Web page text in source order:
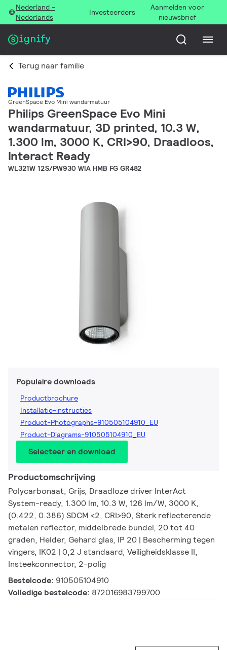
Nederland -
Nederlands
Investeerders
Aanmelden voor
nieuwsbrief
Terug naar familie
GreenSpace Evo Mini wandarmatuur
Philips GreenSpace Evo Mini
wandarmatuur, 3D printed, 10.3 W,
1.300 lm, 3000 K, CRI>90, Draadloos,
Interact Ready
WL321W 12S/PW930 WIA HMB FG GR482
Populaire downloads
Productbrochure
Installatie-instructies
Product-Photographs-910505104910_EU
Product-Diagrams-910505104910_EU
Selecteer en download
Productomschrijving
Polycarbonaat, Grijs, Draadloze driver InterAct
System-ready, 1.300 lm, 10.3 W, 126 lm/W, 3000 K,
(0.422, 0.386) SDCM <2, CRI>90, Sterk reflecterende
metalen reflector, middelbrede bundel, 20 tot 40
graden, Helder, Gehard glas, IP 20 | Bescherming tegen
vingers, IK02 | 0,2 J standaard, Veiligheidsklasse II,
Insteekconnector, 2-polig
Bestelcode: 910505104910
Volledige bestelcode: 872016983799700